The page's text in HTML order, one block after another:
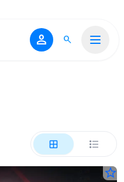
person search
star_border